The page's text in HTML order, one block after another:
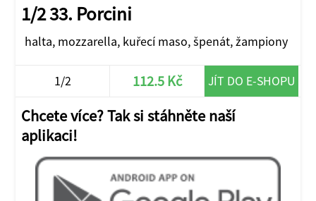
1/2 33. Porcini
halta, mozzarella, kuřecí maso, špenát, žampiony
1/2 112.5 Kč JÍT DO E-SHOPU
Chcete více? Tak si stáhněte naší
aplikaci!